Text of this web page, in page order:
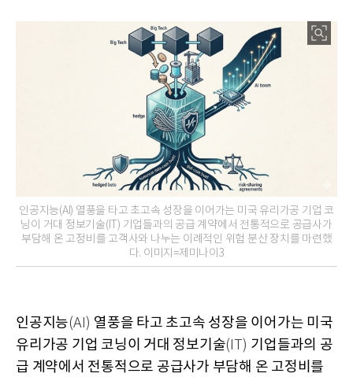
인공지능(AI) 열풍을 타고 초고속 성장을 이어가는 미국 유리가공 기업 코
닝이 거대 정보기술(IT) 기업들과의 공급 계약에서 전통적으로 공급사가
부담해 온 고정비를 고객사와 나누는 이례적인 위험 분산 장치를 마련했
다. 이미지=제미나이3
인공지능(AI) 열풍을 타고 초고속 성장을 이어가는 미국
유리가공 기업 코닝이 거대 정보기술(IT) 기업들과의 공
급 계약에서 전통적으로 공급사가 부담해 온 고정비를